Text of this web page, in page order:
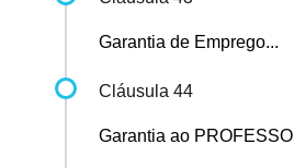
Garantia de Emprego...
Cláusula 44
Garantia ao